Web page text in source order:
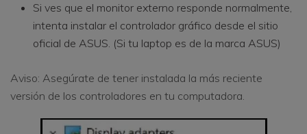
Si ves que el monitor externo responde normalmente,
intenta instalar el controlador gráfico desde el sitio
oficial de ASUS. (Si tu laptop es de la marca ASUS)
Aviso: Asegúrate de tener instalada la más reciente
versión de los controladores en tu computadora.